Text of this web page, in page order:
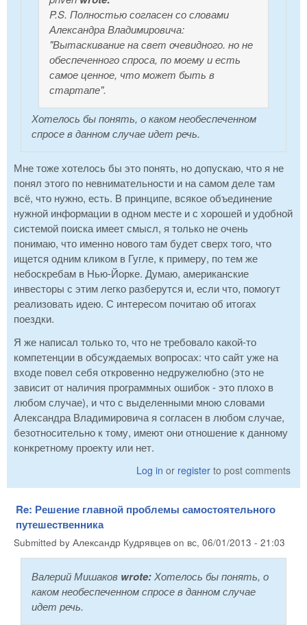
P.S. Полностью согласен со словами
Александра Владимировича:
"Вытаскивание на свет очевидного. но не
обеспеченного спроса, по моему и есть
самое ценное, что может быть в
стартапе".
Хотелось бы понять, о каком необеспеченном
спросе в данном случае идет речь.
Мне тоже хотелось бы это понять, но допускаю, что я не
понял этого по невнимательности и на самом деле там
всё, что нужно, есть. В принципе, всякое объединение
нужной информации в одном месте и с хорошей и удобной
системой поиска имеет смысл, я только не очень
понимаю, что именно нового там будет сверх того, что
ищется одним кликом в Гугле, к примеру, по тем же
небоскребам в Нью-Йорке. Думаю, американские
инвесторы с этим легко разберутся и, если что, помогут
реализовать идею. С интересом почитаю об итогах
поездки.
Я же написал только то, что не требовало какой-то
компетенции в обсуждаемых вопросах: что сайт уже на
входе повел себя откровенно недружелюбно (это не
зависит от наличия программных ошибок - это плохо в
любом случае), и что с выделенными мною словами
Александра Владимировича я согласен в любом случае,
безотносительно к тому, имеют они отношение к данному
конкретному проекту или нет.
Log in or register to post comments
Re: Решение главной проблемы самостоятельного
путешественника
Submitted by Александр Кудрявцев on вс, 06/01/2013 - 21:03
Валерий Мишаков wrote: Хотелось бы понять, о
каком необеспеченном спросе в данном случае
идет речь.